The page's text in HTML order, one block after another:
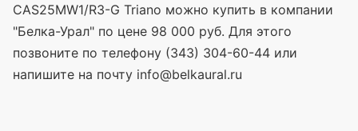
CAS25MW1/R3-G Triano можно купить в компании
"Белка-Урал" по цене 98 000 руб. Для этого
позвоните по телефону (343) 304-60-44 или
напишите на почту info@belkaural.ru